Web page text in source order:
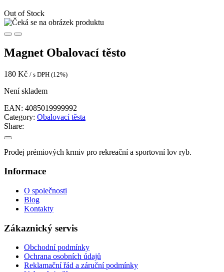
Out of Stock
Magnet Obalovací těsto
180 Kč / s DPH (12%)
Není skladem
EAN: 4085019999992
Category: Obalovací těsta
Share:
Prodej prémiových krmiv pro rekreační a sportovní lov ryb.
Informace
O společnosti
Blog
Kontakty
Zákaznický servis
Obchodní podmínky
Ochrana osobních údajů
Reklamační řád a záruční podmínky